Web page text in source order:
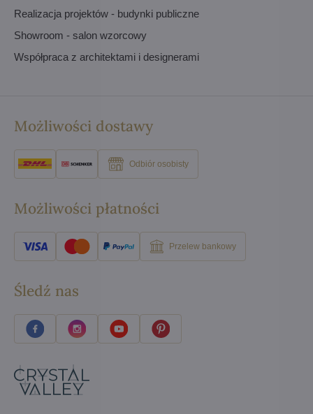
Realizacja projektów - budynki publiczne
Showroom - salon wzorcowy
Współpraca z architektami i designerami
Możliwości dostawy
Odbiór osobisty
Możliwości płatności
Przelew bankowy
Śledź nas